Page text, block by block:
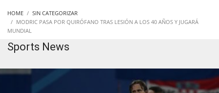
HOME
SIN CATEGORIZAR
MODRIC PASA POR QUIRÓFANO TRAS LESIÓN A LOS 40 AÑOS Y JUGARÁ
MUNDIAL
Sports News